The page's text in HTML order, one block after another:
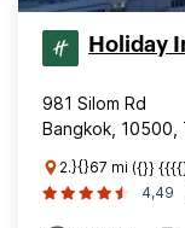
Holiday
981 Silom Rd
Bangkok, 10500,
2.}{}67 mi ({}}
4,49